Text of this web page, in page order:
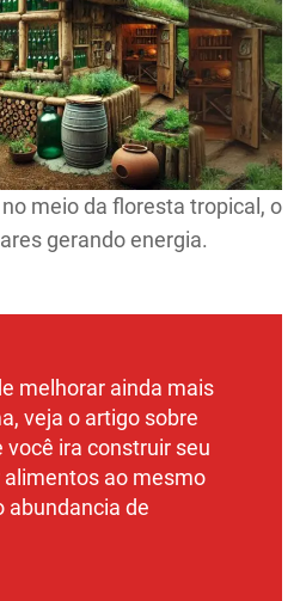
meio da floresta tropical, o
gerando energia.
melhorar ainda mais
veja o artigo sobre
você ira construir seu
ao mesmo
abundancia de